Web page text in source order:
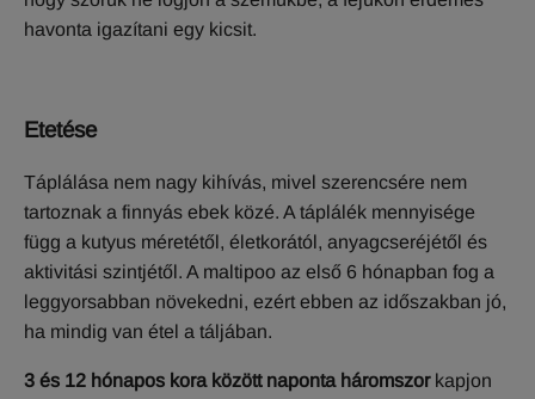
havonta igazítani egy kicsit.
Etetése
Táplálása nem nagy kihívás, mivel szerencsére nem
tartoznak a finnyás ebek közé. A táplálék mennyisége
függ a kutyus méretétől, életkorától, anyagcseréjétől és
aktivitási szintjétől. A maltipoo az első 6 hónapban fog a
leggyorsabban növekedni, ezért ebben az időszakban jó,
ha mindig van étel a táljában.
3 és 12 hónapos kora között naponta háromszorkapjon